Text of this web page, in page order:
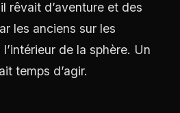
rêvait d’aventure et des
les anciens sur les
de la sphère. Un
temps d’agir.